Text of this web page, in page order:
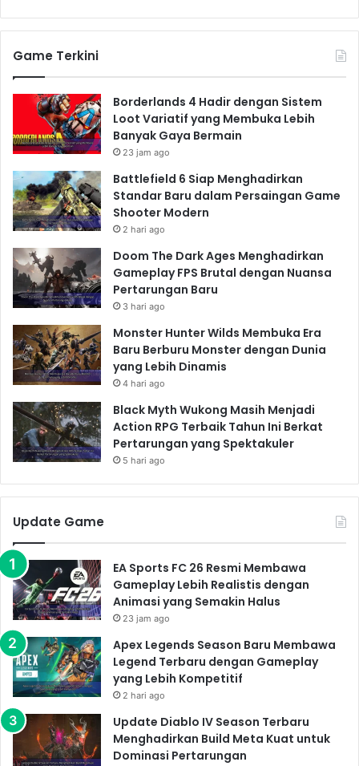
Game Terkini
Borderlands 4 Hadir dengan Sistem
Loot Variatif yang Membuka Lebih
Banyak Gaya Bermain
23 jam ago
Battlefield 6 Siap Menghadirkan
Standar Baru dalam Persaingan Game
Shooter Modern
2 hari ago
Doom The Dark Ages Menghadirkan
Gameplay FPS Brutal dengan Nuansa
Pertarungan Baru
3 hari ago
Monster Hunter Wilds Membuka Era
Baru Berburu Monster dengan Dunia
yang Lebih Dinamis
4 hari ago
Black Myth Wukong Masih Menjadi
Action RPG Terbaik Tahun Ini Berkat
Pertarungan yang Spektakuler
5 hari ago
Update Game
EA Sports FC 26 Resmi Membawa
Gameplay Lebih Realistis dengan
Animasi yang Semakin Halus
23 jam ago
Apex Legends Season Baru Membawa
Legend Terbaru dengan Gameplay
yang Lebih Kompetitif
2 hari ago
Update Diablo IV Season Terbaru
Menghadirkan Build Meta Kuat untuk
Dominasi Pertarungan